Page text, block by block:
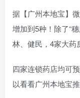
据【广州本地宝】
增加到5种！除了“
林、健民，4家大药
四家连锁药店均可
以看看广州本地宝推